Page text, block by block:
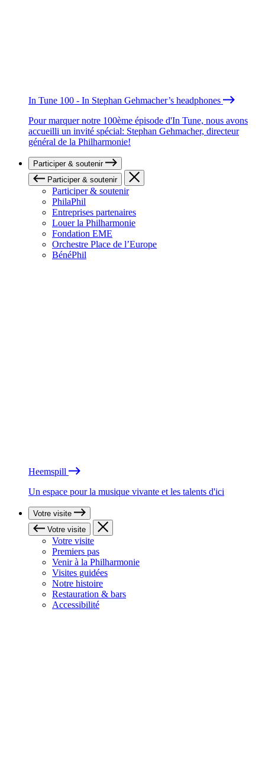
In Tune 100 - In Stephan Gehmacher’s headphones
Pour marquer notre 100ème épisode d'In Tune, nous avons
accueilli un invité spécial: Stephan Gehmacher, directeur
général de la Philharmonie!
Participer & soutenir
Participer & soutenir
Participer & soutenir
PhilaPhil
Entreprises partenaires
Louer la Philharmonie
Fondation EME
Orchestre Place de l’Europe
BénéPhil
Heemspill
Un espace pour la musique vivante et les talents d'ici
Votre visite
Votre visite
Votre visite
Premiers pas
Venir à la Philharmonie
Visites guidées
Notre histoire
Restauration & bars
Accessibilité